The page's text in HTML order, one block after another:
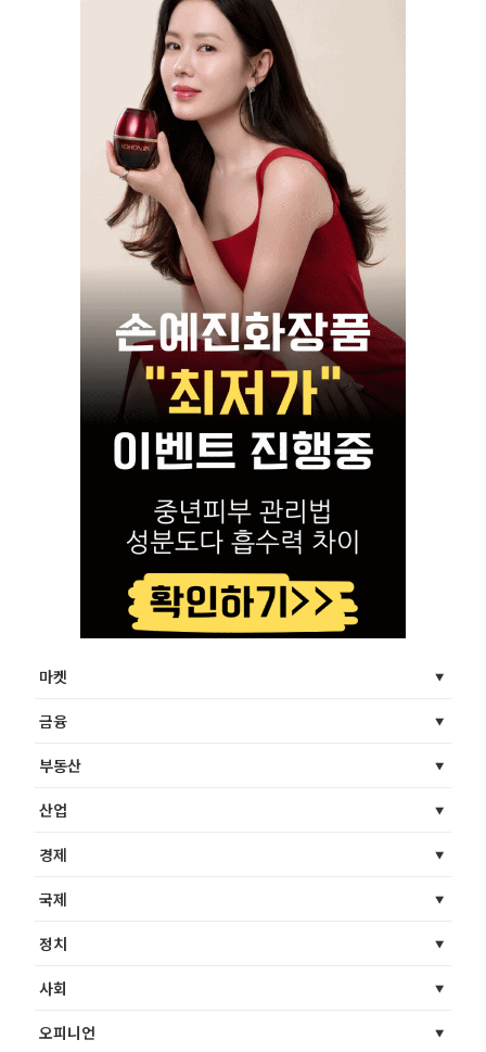
마켓
금융
부동산
산업
경제
국제
정치
사회
오피니언